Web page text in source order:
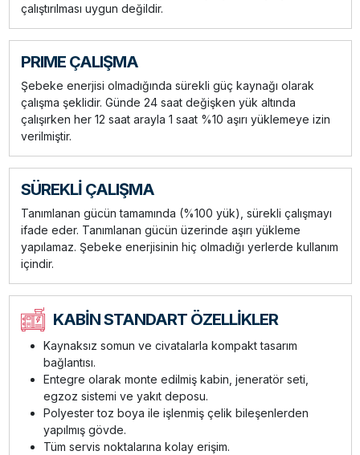
çalıştırılması uygun değildir.
PRIME ÇALIŞMA
Şebeke enerjisi olmadığında sürekli güç kaynağı olarak
çalışma şeklidir. Günde 24 saat değişken yük altında
çalışırken her 12 saat arayla 1 saat %10 aşırı yüklemeye izin
verilmiştir.
SÜREKLİ ÇALIŞMA
Tanımlanan gücün tamamında (%100 yük), sürekli çalışmayı
ifade eder. Tanımlanan gücün üzerinde aşırı yükleme
yapılamaz. Şebeke enerjisinin hiç olmadığı yerlerde kullanım
içindir.
KABİN STANDART ÖZELLİKLER
Kaynaksız somun ve civatalarla kompakt tasarım
bağlantısı.
Entegre olarak monte edilmiş kabin, jeneratör seti,
egzoz sistemi ve yakıt deposu.
Polyester toz boya ile işlenmiş çelik bileşenlerden
yapılmış gövde.
Tüm servis noktalarına kolay erişim.